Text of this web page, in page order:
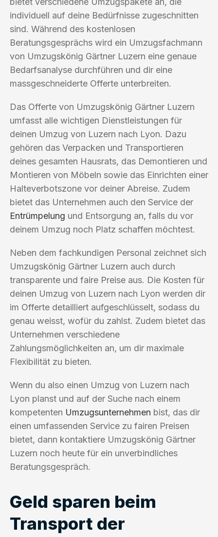
individuell auf deine Bedürfnisse zugeschnitten
sind. Während des kostenlosen
Beratungsgesprächs wird ein Umzugsfachmann
von Umzugskönig Gärtner Luzern eine genaue
Bedarfsanalyse durchführen und dir eine
massgeschneiderte Offerte unterbreiten.
Das Offerte von Umzugskönig Gärtner Luzern
umfasst alle wichtigen Dienstleistungen für
deinen Umzug von Luzern nach Lyon. Dazu
gehören das Verpacken und Transportieren
deines gesamten Hausrats, das Demontieren und
Montieren von Möbeln sowie das Einrichten einer
Halteverbotszone vor deiner Abreise. Zudem
bietet das Unternehmen auch den Service der
Entrümpelung und Entsorgung an, falls du vor
deinem Umzug noch Platz schaffen möchtest.
Neben dem fachkundigen Personal zeichnet sich
Umzugskönig Gärtner Luzern auch durch
transparente und faire Preise aus. Die Kosten für
deinen Umzug von Luzern nach Lyon werden dir
im Offerte detailliert aufgeschlüsselt, sodass du
genau weisst, wofür du zahlst. Zudem bietet das
Unternehmen verschiedene
Zahlungsmöglichkeiten an, um dir maximale
Flexibilität zu bieten.
Wenn du also einen Umzug von Luzern nach
Lyon planst und auf der Suche nach einem
kompetenten Umzugsunternehmen bist, das dir
einen umfassenden Service zu fairen Preisen
bietet, dann kontaktiere Umzugskönig Gärtner
Luzern noch heute für ein unverbindliches
Beratungsgespräch.
Geld sparen beim
Transport der